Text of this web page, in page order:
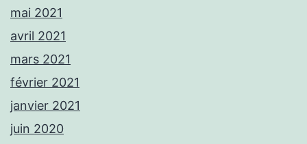
mai 2021
avril 2021
mars 2021
février 2021
janvier 2021
juin 2020